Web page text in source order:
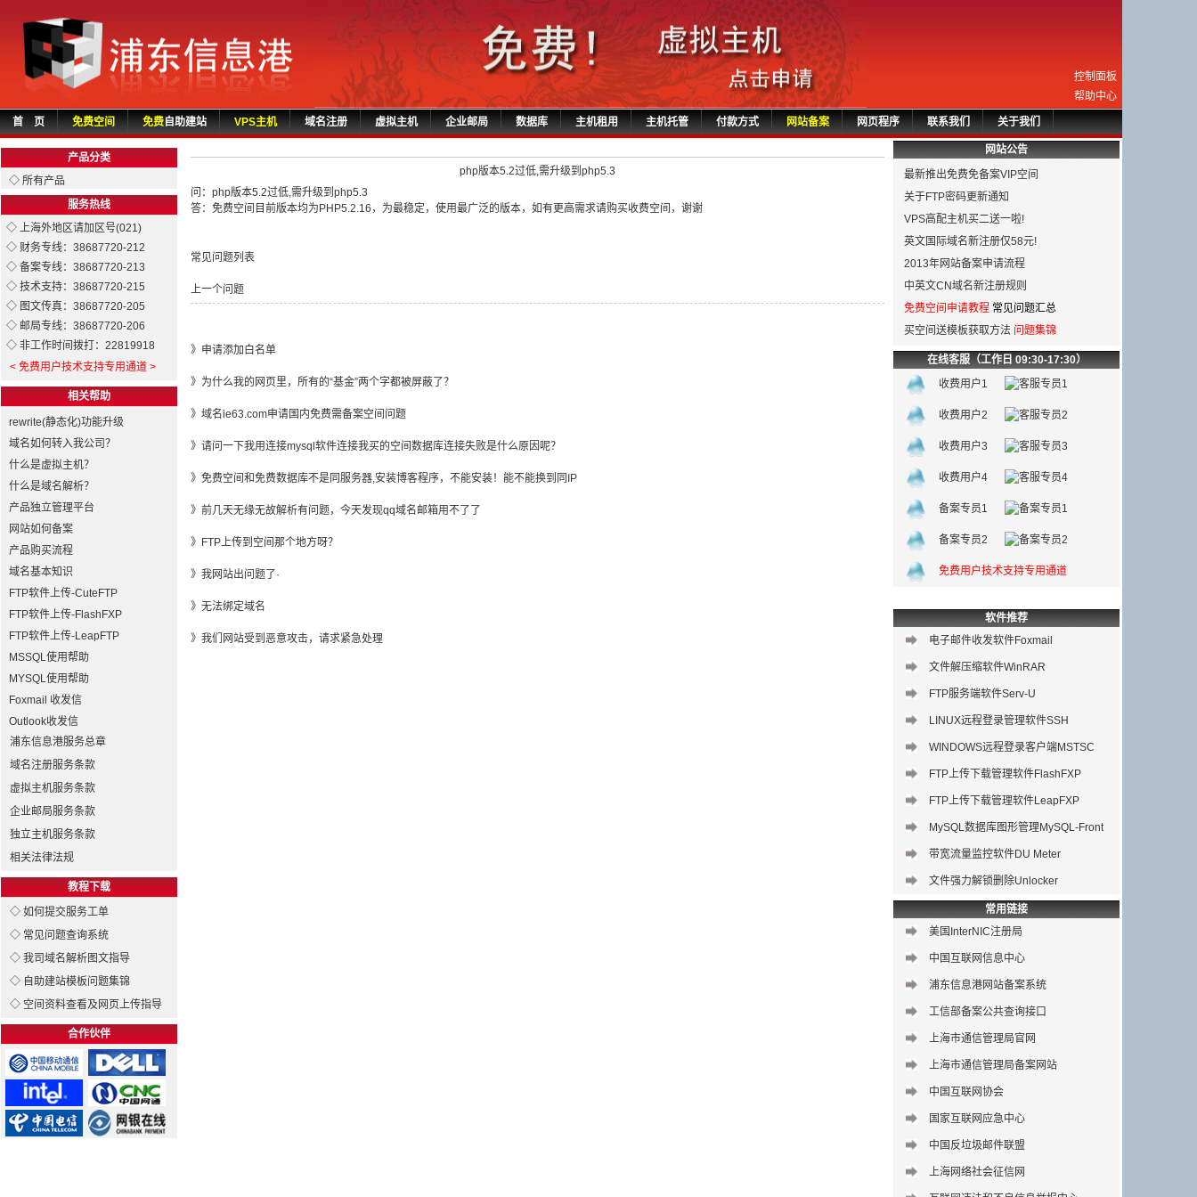
控制面板
帮助中心
首 页 免费空间 免费 自助建站 VPS主机 域名注册 虚拟主机 企业邮局 数据库 主机租用 主机托管 付款方式 网站备案 网页程序 联系我们 关于我们
产品分类
◇ 所有产品
服务热线
◇ 上海外地区请加区号(021)
◇ 财务专线：38687720-212
◇ 备案专线：38687720-213
◇ 技术支持：38687720-215
◇ 图文传真：38687720-205
◇ 邮局专线：38687720-206
◇ 非工作时间拨打：22819918
< 免费用户技术支持专用通道 >
相关帮助
rewrite(静态化)功能升级
域名如何转入我公司？
什么是虚拟主机？
什么是域名解析？
产品独立管理平台
网站如何备案
产品购买流程
域名基本知识
FTP软件上传-CuteFTP
FTP软件上传-FlashFXP
FTP软件上传-LeapFTP
MSSQL使用帮助
MYSQL使用帮助
Foxmail 收发信
Outlook收发信
浦东信息港服务总章
域名注册服务条款
虚拟主机服务条款
企业邮局服务条款
独立主机服务条款
相关法律法规
教程下载
◇ 如何提交服务工单
◇ 常见问题查询系统
◇ 我司域名解析图文指导
◇ 自助建站模板问题集锦
◇ 空间资料查看及网页上传指导
合作伙伴
php版本5.2过低,需升级到php5.3
问：php版本5.2过低,需升级到php5.3
答：免费空间目前版本均为PHP5.2.16，为最稳定，使用最广泛的版本，如有更高需求请购买收费空间，谢谢
常见问题列表
上一个问题
》 申请添加白名单
》 为什么我的网页里，所有的“基金”两个字都被屏蔽了？
》 域名ie63.com申请国内免费需备案空间问题
》 请问一下我用连接mysql软件连接我买的空间数据库连接失败是什么原因呢？
》 免费空间和免费数据库不是同服务器,安装博客程序，不能安装！能不能换到同IP
》 前几天无缘无故解析有问题，今天发现qq域名邮箱用不了了
》 FTP上传到空间那个地方呀？
》 我网站出问题了·
》 无法绑定域名
》 我们网站受到恶意攻击，请求紧急处理
网站公告
最新推出免费免备案VIP空间
关于FTP密码更新通知
VPS高配主机买二送一啦!
英文国际域名新注册仅58元!
2013年网站备案申请流程
中英文CN域名新注册规则
免费空间申请教程 常见问题汇总
买空间送模板获取方法 问题集锦
在线客服（工作日 09:30-17:30）
收费用户1
收费用户2
收费用户3
收费用户4
备案专员1
备案专员2
免费用户技术支持专用通道
软件推荐
电子邮件收发软件Foxmail
文件解压缩软件WinRAR
FTP服务端软件Serv-U
LINUX远程登录管理软件SSH
WINDOWS远程登录客户端MSTSC
FTP上传下载管理软件FlashFXP
FTP上传下载管理软件LeapFXP
MySQL数据库图形管理MySQL-Front
带宽流量监控软件DU Meter
文件强力解锁删除Unlocker
常用链接
美国InterNIC注册局
中国互联网信息中心
浦东信息港网站备案系统
工信部备案公共查询接口
上海市通信管理局官网
上海市通信管理局备案网站
中国互联网协会
国家互联网应急中心
中国反垃圾邮件联盟
上海网络社会征信网